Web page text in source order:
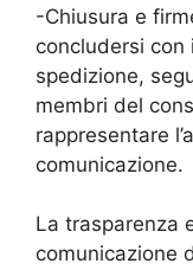
-Chiusura e
concludersi
spedizione,
membri del
rappresentare
comunicazione.
La trasparenza
comunicazione